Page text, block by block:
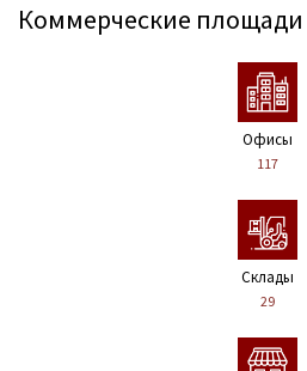
Коммерческие площади
Офисы
117
Склады
29